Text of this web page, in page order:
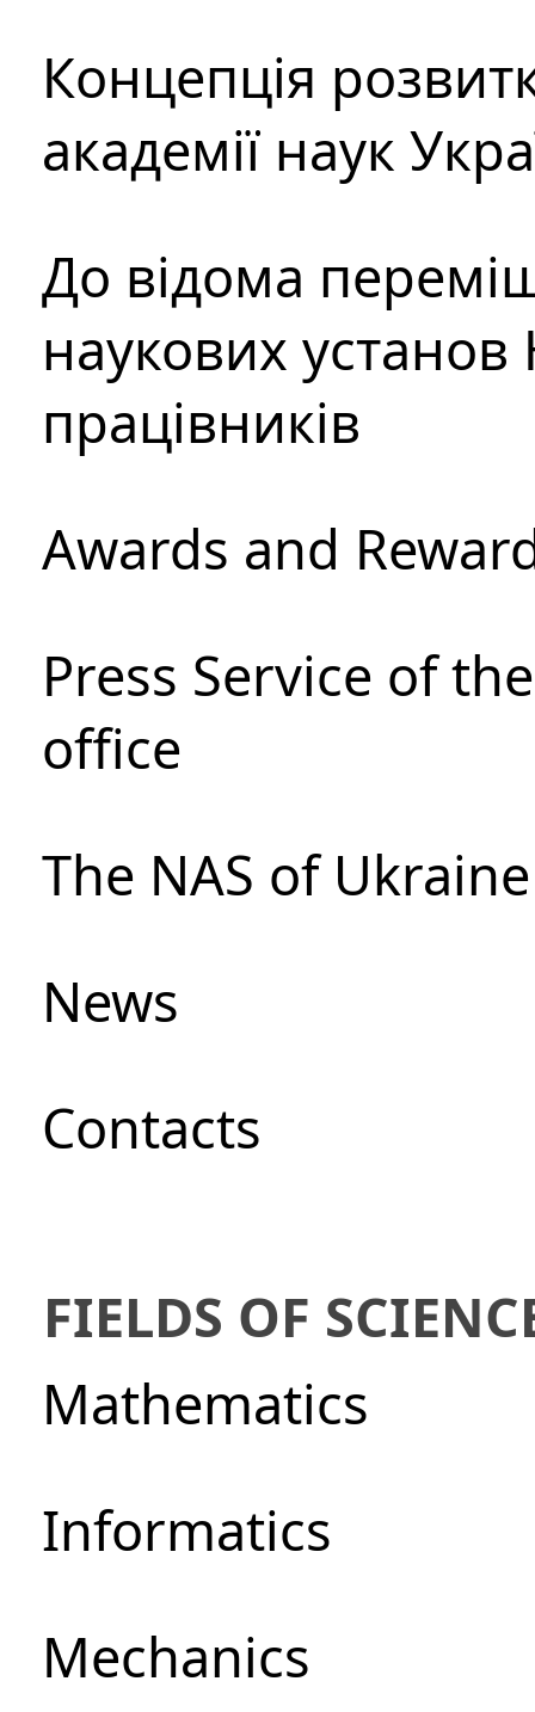
Концепція
академії наук
До відома
наукових установ
працівників
Awards and
Press Service of
office
The NAS of
News
Сontacts
FIELDS OF
Mathematics
Informatics
Mechanics